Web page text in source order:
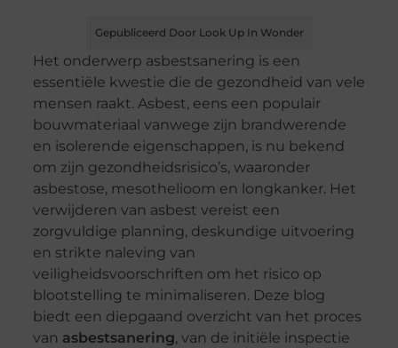
Gepubliceerd Door Look Up In Wonder
Het onderwerp asbestsanering is een
essentiële kwestie die de gezondheid van vele
mensen raakt. Asbest, eens een populair
bouwmateriaal vanwege zijn brandwerende
en isolerende eigenschappen, is nu bekend
om zijn gezondheidsrisico’s, waaronder
asbestose, mesothelioom en longkanker. Het
verwijderen van asbest vereist een
zorgvuldige planning, deskundige uitvoering
en strikte naleving van
veiligheidsvoorschriften om het risico op
blootstelling te minimaliseren. Deze blog
biedt een diepgaand overzicht van het proces
van asbestsanering, van de initiële inspectie